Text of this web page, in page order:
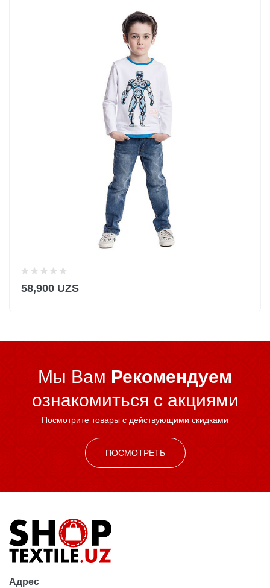
58,900 UZS
Мы Вам Рекомендуем
ознакомиться c акциями
Посмотрите товары с действующими скидками
ПОСМОТРЕТЬ
Адрес